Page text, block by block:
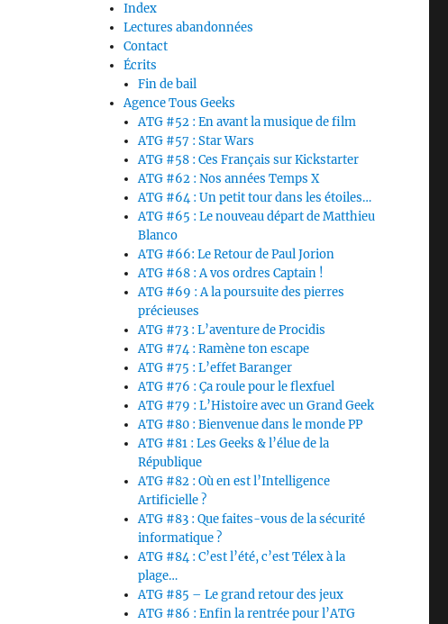
Index
Lectures abandonnées
Contact
Écrits
Fin de bail
Agence Tous Geeks
ATG #52 : En avant la musique de film
ATG #57 : Star Wars
ATG #58 : Ces Français sur Kickstarter
ATG #62 : Nos années Temps X
ATG #64 : Un petit tour dans les étoiles…
ATG #65 : Le nouveau départ de Matthieu
Blanco
ATG #66: Le Retour de Paul Jorion
ATG #68 : A vos ordres Captain !
ATG #69 : A la poursuite des pierres
précieuses
ATG #73 : L’aventure de Procidis
ATG #74 : Ramène ton escape
ATG #75 : L’effet Baranger
ATG #76 : Ça roule pour le flexfuel
ATG #79 : L’Histoire avec un Grand Geek
ATG #80 : Bienvenue dans le monde PP
ATG #81 : Les Geeks & l’élue de la
République
ATG #82 : Où en est l’Intelligence
Artificielle ?
ATG #83 : Que faites-vous de la sécurité
informatique ?
ATG #84 : C’est l’été, c’est Télex à la
plage…
ATG #85 – Le grand retour des jeux
ATG #86 : Enfin la rentrée pour l’ATG